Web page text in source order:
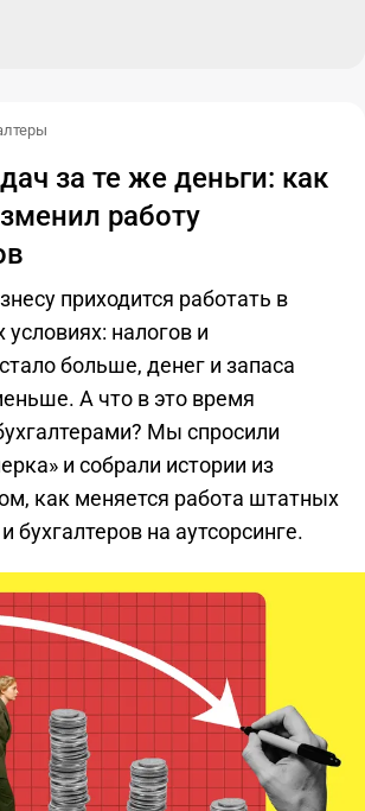
за те же деньги: как
работу
приходится работать в
налогов и
больше, денег и запаса
А что в это время
Мы спросили
и собрали истории из
как меняется работа штатных
бухгалтеров на аутсорсинге.